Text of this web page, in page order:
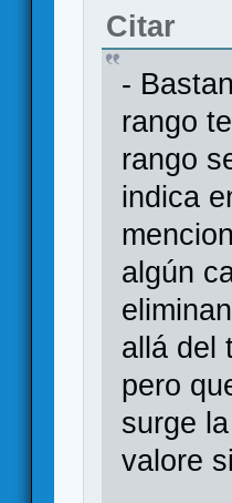
Citar
-
rango
rango
indica
algún
allá del
pero
surge
valore